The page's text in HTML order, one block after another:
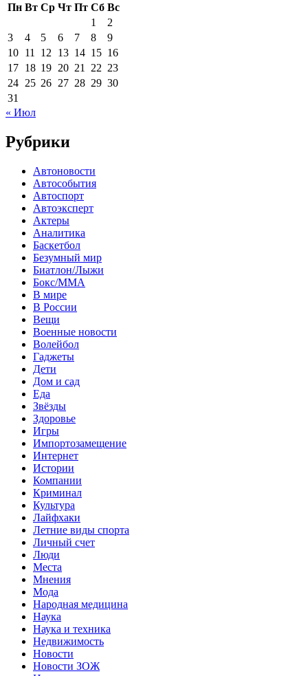
Пн Вт Ср Чт Пт Сб Вс
1
2
3
4 5 6 7 8
9
10 11 12 13 14 15 16
17 18 19 20 21 22 23
24 25 26 27 28 29 30
31
« Июл
Рубрики
Автоновости
Автособытия
Автоспорт
Автоэксперт
Актеры
Аналитика
Баскетбол
Безумный мир
Биатлон/Лыжи
Бокс/MMA
В мире
В России
Вещи
Военные новости
Волейбол
Гаджеты
Дети
Дом и сад
Еда
Звёзды
Здоровье
Игры
Импортозамещение
Интернет
Истории
Компании
Криминал
Культура
Лайфхаки
Летние виды спорта
Личный счет
Люди
Места
Мнения
Мода
Народная медицина
Наука
Наука и техника
Недвижимость
Новости
Новости ЗОЖ